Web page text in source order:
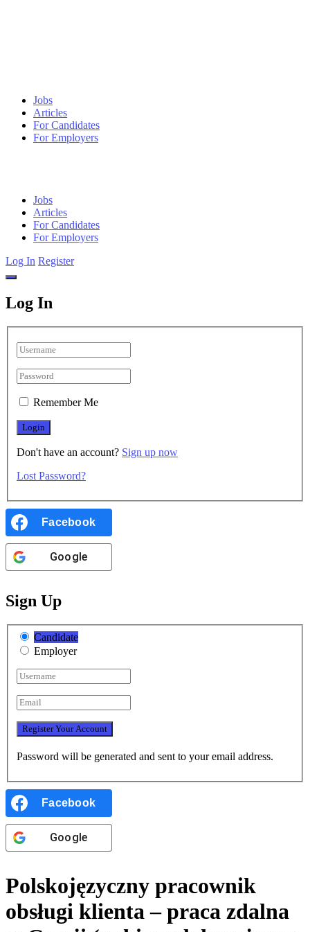
Jobs
Articles
For Candidates
For Employers
Jobs
Articles
For Candidates
For Employers
Log In Register
Log In
Remember Me
Don't have an account? Sign up now
Lost Password?
Facebook
Google
Sign Up
Candidate
Employer
Password will be generated and sent to your email address.
Facebook
Google
Polskojęzyczny pracownik
obsługi klienta – praca zdalna